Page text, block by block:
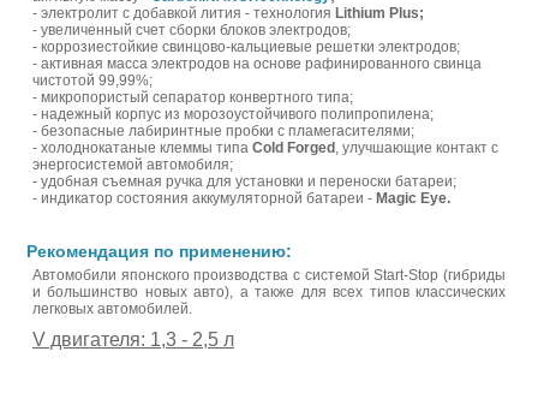
- электролит с добавкой лития - технология Lithium Plus;
- увеличенный счет сборки блоков электродов;
- коррозиестойкие свинцово-кальциевые решетки электродов;
- активная масса электродов на основе рафинированного свинца
чистотой 99,99%;
- микропористый сепаратор конвертного типа;
- надежный корпус из морозоустойчивого полипропилена;
- безопасные лабиринтные пробки с пламегасителями;
- холоднокатаные клеммы типа Cold Forged , улучшающие контакт с
энергосистемой автомобиля;
- удобная съемная ручка для установки и переноски батареи;
- индикатор состояния аккумуляторной батареи - Magic Eye.
Рекомендация по применению:
Автомобили японского производства с системой Start-Stop (гибриды
и большинство новых авто), а также для всех типов классических
легковых автомобилей.
V двигателя: 1,3 - 2,5 л